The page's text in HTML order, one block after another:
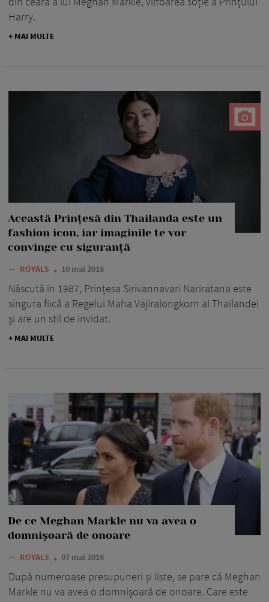
Harry.
+ MAI MULTE
Această Prințesă din Thailanda este un
fashion icon, iar imaginile te vor
convinge cu siguranță
— ROYALS 10 mai 2018
Născută în 1987, Prințesa Sirivannavari Nariratana este
singura fiică a Regelui Maha Vajiralongkorn al Thailandei
și are un stil de invidat.
+ MAI MULTE
De ce Meghan Markle nu va avea o
domnișoară de onoare
— ROYALS 07 mai 2018
După numeroase presupuneri și liste, se pare că Meghan
Markle nu va avea o domnișoară de onoare. Care este